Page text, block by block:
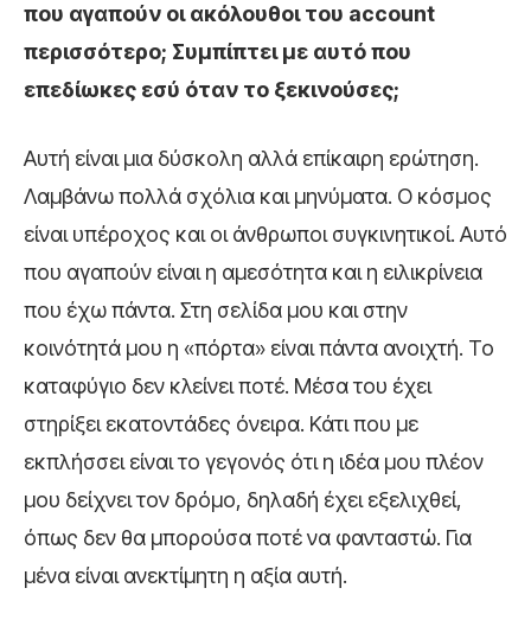
που αγαπούν οι ακόλουθοι του account
περισσότερο; Συμπίπτει με αυτό που
επεδίωκες εσύ όταν το ξεκινούσες;
Αυτή είναι μια δύσκολη αλλά επίκαιρη ερώτηση.
Λαμβάνω πολλά σχόλια και μηνύματα. Ο κόσμος
είναι υπέροχος και οι άνθρωποι συγκινητικοί. Αυτό
που αγαπούν είναι η αμεσότητα και η ειλικρίνεια
που έχω πάντα. Στη σελίδα μου και στην
κοινότητά μου η «πόρτα» είναι πάντα ανοιχτή. Το
καταφύγιο δεν κλείνει ποτέ. Μέσα του έχει
στηρίξει εκατοντάδες όνειρα. Κάτι που με
εκπλήσσει είναι το γεγονός ότι η ιδέα μου πλέον
μου δείχνει τον δρόμο, δηλαδή έχει εξελιχθεί,
όπως δεν θα μπορούσα ποτέ να φανταστώ. Για
μένα είναι ανεκτίμητη η αξία αυτή.